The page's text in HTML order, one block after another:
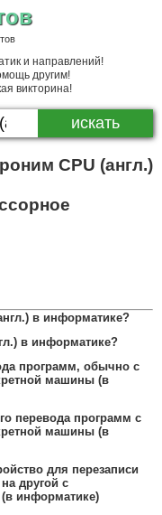
и направлений!
другим!
викторина!
CPU (англ.)
в информатике?
в информатике?
программ, обычно с
машины (в
перевода программ с
машины (в
для перезаписи
другой с
информатике)